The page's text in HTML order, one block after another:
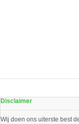
Disclaimer
Wij doen ons uiterste best